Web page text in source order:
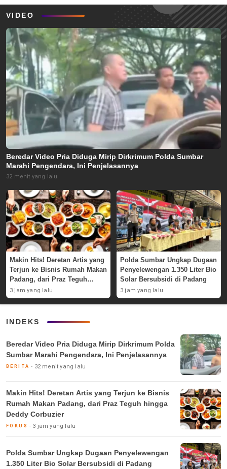
VIDEO
Beredar Video Pria Diduga Mirip Dirkrimum Polda Sumbar
Marahi Pengendara, Ini Penjelasannya
32 menit yang lalu
Makin Hits! Deretan Artis yang
Terjun ke Bisnis Rumah Makan
Padang, dari Praz Teguh
hingga Deddy Corbuzier
3 jam yang lalu
Polda Sumbar Ungkap Dugaan
Penyelewengan 1.350 Liter Bio
Solar Bersubsidi di Padang
3 jam yang lalu
INDEKS
Beredar Video Pria Diduga Mirip Dirkrimum Polda
Sumbar Marahi Pengendara, Ini Penjelasannya
BERITA 32 menit yang lalu
Makin Hits! Deretan Artis yang Terjun ke Bisnis
Rumah Makan Padang, dari Praz Teguh hingga
Deddy Corbuzier
FOKUS 3 jam yang lalu
Polda Sumbar Ungkap Dugaan Penyelewengan
1.350 Liter Bio Solar Bersubsidi di Padang